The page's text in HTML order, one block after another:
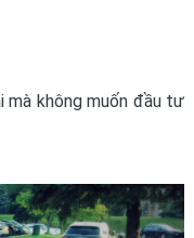
không muốn đầu tư